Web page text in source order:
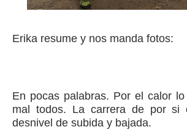
Erika resume y nos manda fotos:
En pocas palabras. Por el calor
mal todos. La carrera de por si
desnivel de subida y bajada.